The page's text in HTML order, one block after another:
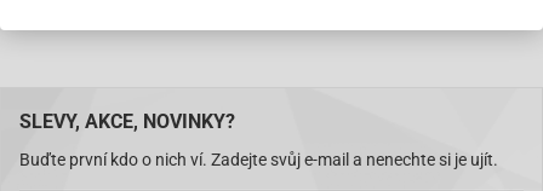
SLEVY, AKCE, NOVINKY?
Buďte první kdo o nich ví. Zadejte svůj e-mail a nenechte si je ujít.